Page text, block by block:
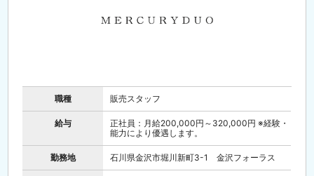
職種 販売スタッフ
給与
正社員：月給200,000円～320,000円 ※経験・
能力により優遇します。
勤務地 石川県金沢市堀川新町3-1 金沢フォーラス